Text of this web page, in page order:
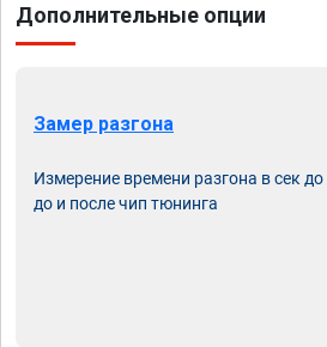
Дополнительные опции
Замер разгона
Измерение времени разгона в сек
до и после чип тюнинга